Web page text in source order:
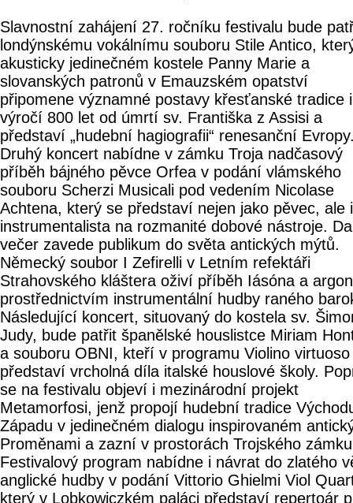
Slavnostní zahájení 27. ročníku festivalu bude
londýnskému vokálnímu souboru Stile Antico,
akusticky jedinečném kostele Panny Marie a
slovanských patronů v Emauzském opatství
připomene významné postavy křesťanské tradice i
výročí 800 let od úmrtí sv. Františka z Assisi a
představí „hudební hagiografii“ renesanční
Druhý koncert nabídne v zámku Troja nadčasový
příběh bájného pěvce Orfea v podání vlámského
souboru Scherzi Musicali pod vedením Nicolase
Achtena, který se představí nejen jako pěvec, ale i
instrumentalista na rozmanité dobové nástroje.
večer zavede publikum do světa antických mýtů.
Německý soubor I Zefirelli v Letním refektáři
Strahovského kláštera oživí příběh Iásóna a
prostřednictvím instrumentální hudby raného
Následující koncert, situovaný do kostela sv.
Judy, bude patřit španělské houslistce Miriam
a souboru OBNI, kteří v programu Violino virtuoso
představí vrcholná díla italské houslové školy.
se na festivalu objeví i mezinárodní projekt
Metamorfosi, jenž propojí hudební tradice
Západu v jedinečném dialogu inspirovaném
Proměnami a zazní v prostorách Trojského
Festivalový program nabídne i návrat do zlatého
anglické hudby v podání Vittorio Ghielmi Viol
který v Lobkowiczkém paláci představí repertoár